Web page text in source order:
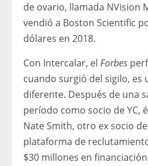
de ovario, llamada NVision
vendió a Boston Scientific
dólares en 2018.
Con Intercalar, el Forbes
cuando surgió del sigilo, es
diferente. Después de una
período como socio de YC,
Nate Smith, otro ex socio
plataforma de
$30 millones en